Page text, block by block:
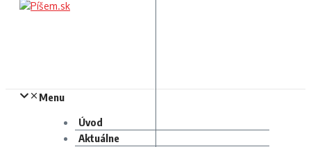
Menu
Úvod
Aktuálne